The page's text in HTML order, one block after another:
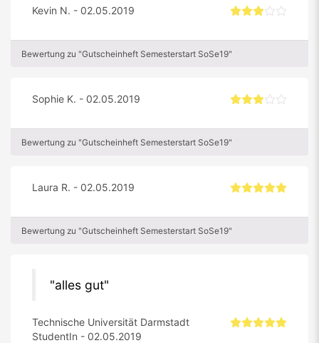
Kevin N. - 02.05.2019
Bewertung zu "Gutscheinheft Semesterstart SoSe19"
Sophie K. - 02.05.2019
Bewertung zu "Gutscheinheft Semesterstart SoSe19"
Laura R. - 02.05.2019
Bewertung zu "Gutscheinheft Semesterstart SoSe19"
alles gut
Technische Universität Darmstadt
StudentIn - 02.05.2019